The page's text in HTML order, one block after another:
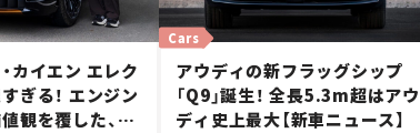
カイエン エレク
ぎる！ エンジン
観を覆した、新
Cars
アウディの新フラッグシップ
「Q9」誕生！ 全長5.3m超はアウ
ディ史上最大【新車ニュース】